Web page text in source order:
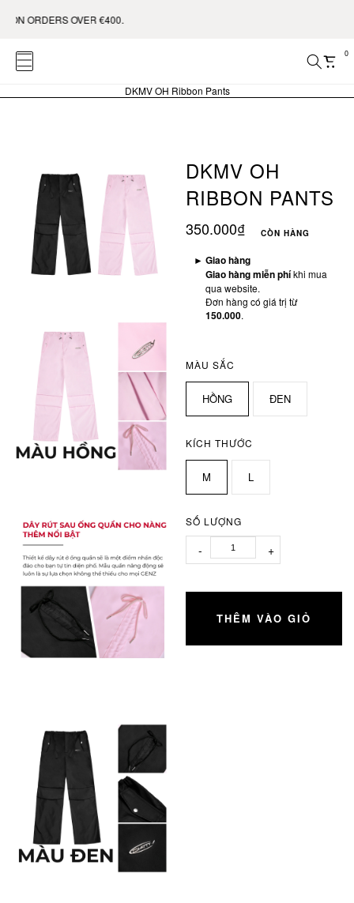
OVER €400.
0
DKMV OH Ribbon Pants
DKMV OH
RIBBON PANTS
350.000₫ CÒN HÀNG
► Giao hàng
Giao hàng miễn phíkhi mua
qua website.
Đơn hàng có giá trị từ
150.000.
MÀU SẮC
HỒNG ĐEN
KÍCH THƯỚC
M L
SỐ LƯỢNG
- +
THÊM VÀO GIỎ